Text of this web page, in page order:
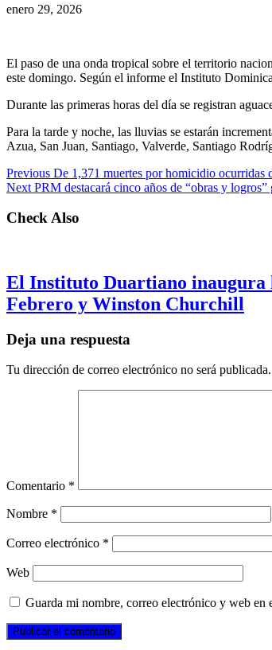
enero 29, 2026
El paso de una onda tropical sobre el territorio
este domingo. Según el informe el Instituto
Durante las primeras horas del día se registran
Para la tarde y noche, las lluvias se estarán
Azua, San Juan, Santiago, Valverde, Santiago
Previous De 1,371 muertes por homicidio ocurridas
Next PRM destacará cinco años de “obras y logros”
Check Also
El Instituto Duartiano inaugura
Febrero y Winston Churchill
Deja una respuesta
Tu dirección de correo electrónico no será publicada.
Comentario *
Nombre *
Correo electrónico *
Web
Guarda mi nombre, correo electrónico y web en